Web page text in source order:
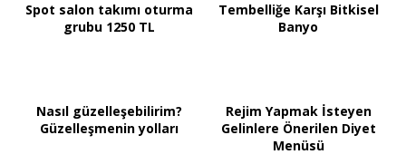
Spot salon takımı oturma
grubu 1250 TL
Tembelliğe Karşı Bitkisel
Banyo
Nasıl güzelleşebilirim?
Güzelleşmenin yolları
Rejim Yapmak İsteyen
Gelinlere Önerilen Diyet
Menüsü